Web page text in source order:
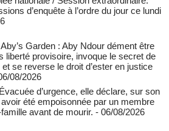
d’enquête à l’ordre du jour ce lundi
Garden : Aby Ndour dément être
liberté provisoire, invoque le secret de
et se reverse le droit d’ester en justice
08/2026
d’urgence, elle déclare, sur son
avoir été empoisonnée par un membre
avant de mourir. - 06/08/2026